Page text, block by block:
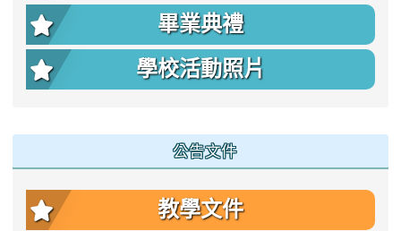
畢業典禮
學校活動照片
公告文件
教學文件